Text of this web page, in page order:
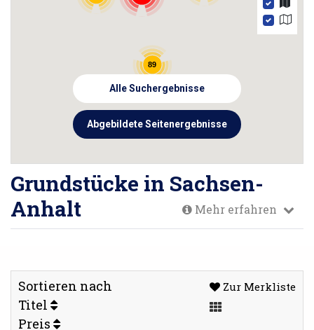
89
Alle Suchergebnisse
Abgebildete Seitenergebnisse
Grundstücke in Sachsen-
Anhalt
Mehr erfahren
Sortieren nach
Titel
Preis
Zur Merkliste